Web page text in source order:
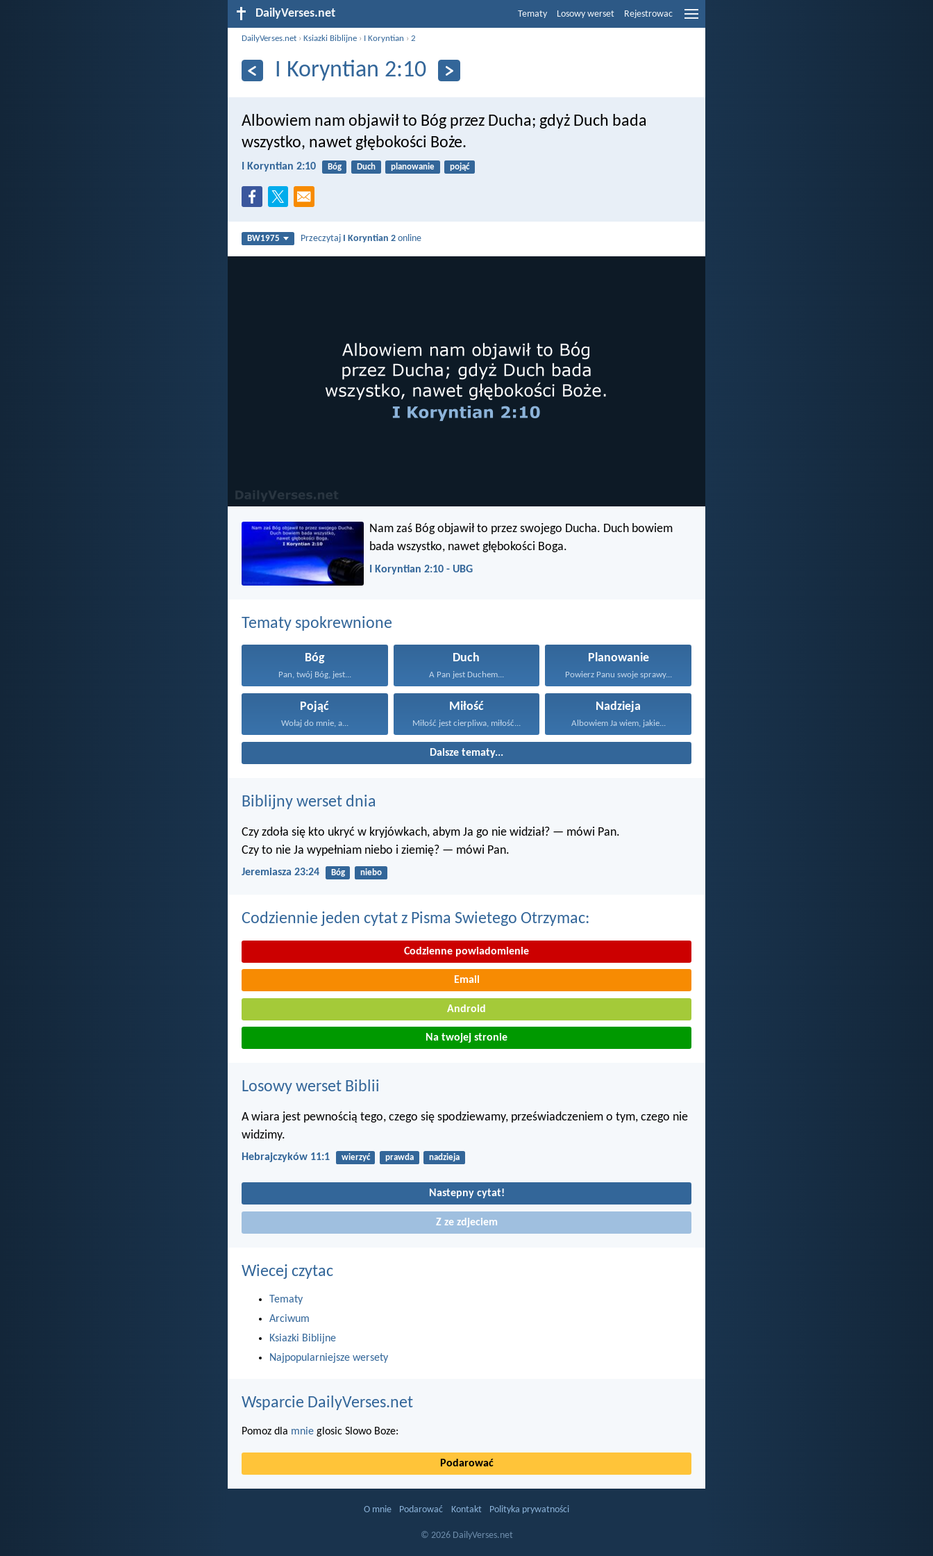
DailyVerses.net Tematy Losowy werset Rejestrowac
DailyVerses.net ›Ksiazki Biblijne › I Koryntian ›2
I Koryntian 2:10
Albowiem nam objawił to Bóg przez Ducha; gdyż Duch bada
wszystko, nawet głębokości Boże.
I Koryntian 2:10 Bóg Duch planowanie pojąć
BW1975 Przeczytaj I Koryntian 2 online
Nam zaś Bóg objawił to przez swojego Ducha. Duch bowiem
bada wszystko, nawet głębokości Boga.
I Koryntian 2:10 - UBG
Tematy spokrewnione
Bóg
Pan, twój Bóg, jest...
Duch
A Pan jest Duchem...
Planowanie
Powierz Panu swoje sprawy...
Pojąć
Wołaj do mnie, a...
Miłość
Miłość jest cierpliwa, miłość...
Nadzieja
Albowiem Ja wiem, jakie...
Dalsze tematy...
Biblijny werset dnia
Czy zdoła się kto ukryć w kryjówkach, abym Ja go nie widział? — mówi Pan.
Czy to nie Ja wypełniam niebo i ziemię? — mówi Pan.
Jeremiasza 23:24 Bóg niebo
Codziennie jeden cytat z Pisma Swietego Otrzymac:
Codzienne powiadomienie
Email
Android
Na twojej stronie
Losowy werset Biblii
A wiara jest pewnością tego, czego się spodziewamy, przeświadczeniem o tym, czego nie
widzimy.
Hebrajczyków 11:1 wierzyć prawda nadzieja
Nastepny cytat!
Z ze zdjeciem
Wiecej czytac
Tematy
Arciwum
Ksiazki Biblijne
Najpopularniejsze wersety
Wsparcie DailyVerses.net
Pomoz dla mnie glosic Slowo Boze:
Podarować
O mnie Podarować Kontakt Polityka prywatności
© 2026 DailyVerses.net